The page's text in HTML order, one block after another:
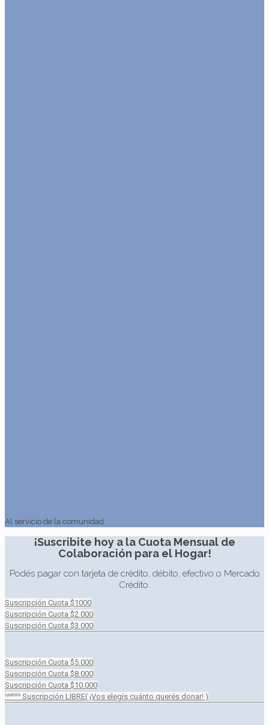
Al servicio de la comunidad
¡Suscribite hoy a la Cuota Mensual de
Colaboración para el Hogar!
Podés pagar con tarjeta de crédito, débito, efectivo o Mercado
Crédito.
Suscripción Cuota $1000
Suscripción Cuota $2.000
Suscripción Cuota $3.000
Suscripción Cuota $5.000
Suscripción Cuota $8.000
Suscripción Cuota $10.000
ᴺᵘᵉᵛᵒ Suscripción LIBRE( ¡Vos elegís cuánto querés donar! )